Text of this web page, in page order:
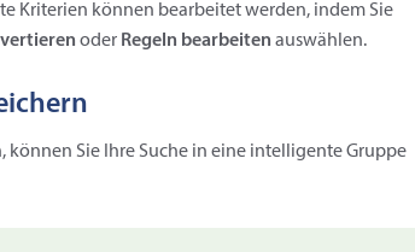
Kriterien können bearbeitet werden, indem Sie
oder Regeln bearbeiten auswählen.
können Sie Ihre Suche in eine intelligente Gruppe